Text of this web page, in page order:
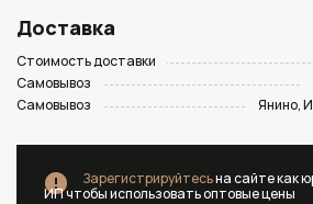
Доставка
Стоимость доставки
Самовывоз
Самовывоз
Янино,
Зарегистрируйтесьна сайте как
ИП чтобы использовать оптовые цены